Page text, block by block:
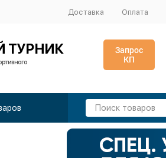
Доставка Оплата
ТУРНИК
Запрос
КП